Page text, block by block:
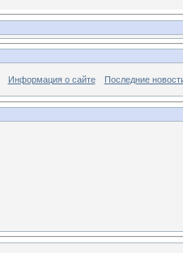
Информация о сайте Последние